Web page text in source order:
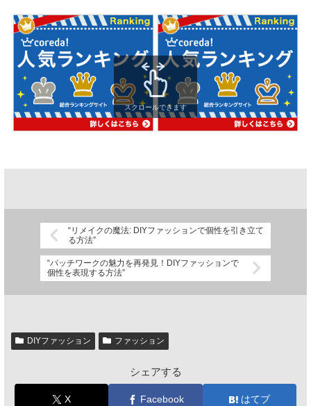
スクロールできます
“リメイクの魔法: DIYファッションで個性を引き立て
る方法”
“パッチワークの魅力を再発見！DIYファッションで
個性を表現する方法”
DIYファッション ファッション
シェアする
X Facebook はてブ